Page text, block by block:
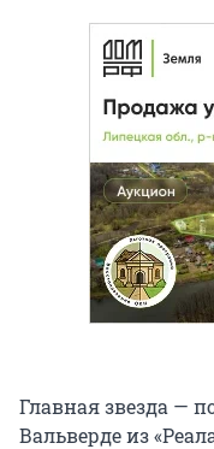
Главная звезда —
Вальверде из